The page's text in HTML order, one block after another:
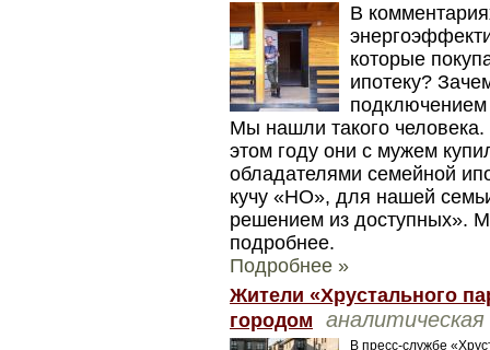
В
которые
ипотеку?
подключением
Мы нашли такого
этом году они с мужем
обладателями семейной
кучу «НО», для нашей
решением из доступных».
подробнее.
Подробнее »
Жители «Хрустального
городом
В пресс-службе